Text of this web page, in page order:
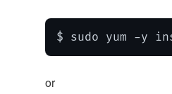
$ sudo yum -y
or